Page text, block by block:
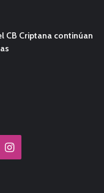
CB Criptana continúan
Instagram